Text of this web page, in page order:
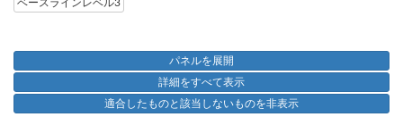
ベースラインレベル3
パネルを展開
詳細をすべて表示
適合したものと該当しないものを非表示